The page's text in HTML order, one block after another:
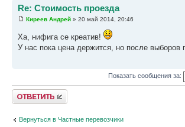
Re: Стоимость проезда
Киреев Андрей » 20 май 2014, 20:46
Ха, нифига се креатив!
У нас пока цена держится, но после выборов
Показать сообщения за:
Ответить
Вернуться в Частные перевозчики